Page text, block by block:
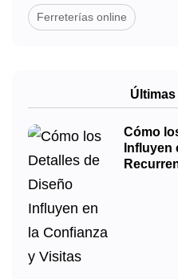
Ferreterías online
Cómo
Influyen